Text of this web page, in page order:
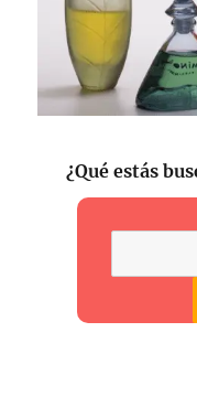
¿Qué estás